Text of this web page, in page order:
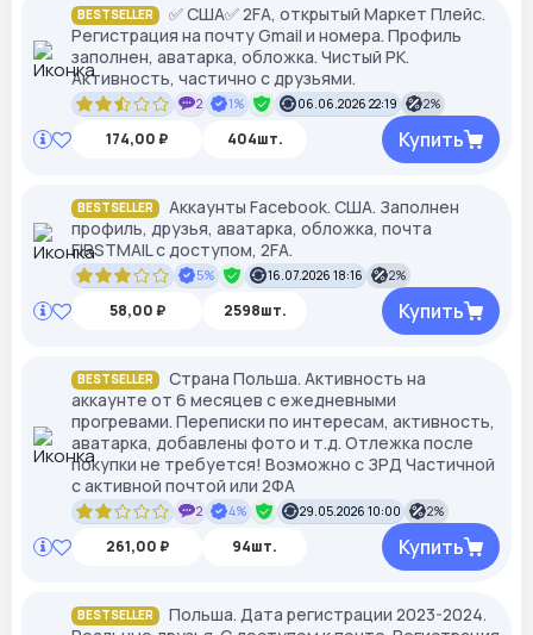
BESTSELLER
✅ США✅ 2FA, открытый Маркет Плейс.
Регистрация на почту Gmail и номера. Профиль
заполнен, аватарка, обложка. Чистый РК.
Активность, частично с друзьями.
2 1% 06.06.2026 22:19 2%
174,00 ₽ 404шт. Купить
BESTSELLER
Аккаунты Facebook. США. Заполнен
профиль, друзья, аватарка, обложка, почта
FIRSTMAIL с доступом, 2FА.
5% 16.07.2026 18:16 2%
58,00 ₽ 2598шт. Купить
BESTSELLER
Страна Польша. Активность на
аккаунте от 6 месяцев с ежедневными
прогревами. Переписки по интересам, активность,
аватарка, добавлены фото и т.д. Отлежка после
покупки не требуется! Возможно с ЗРД Частичной
с активной почтой или 2ФА
2 4% 29.05.2026 10:00 2%
261,00 ₽ 94шт. Купить
BESTSELLER
Польша. Дата регистрации 2023-2024.